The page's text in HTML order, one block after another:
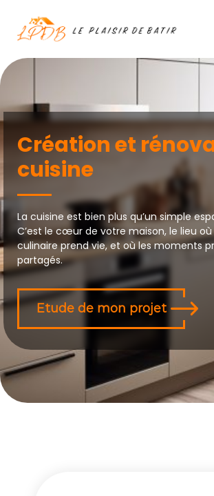
a
c
o
t
u
Création et
cuisine
La cuisine est bien plus qu’un simple
C’est le cœur de votre maison, le lieu
culinaire prend vie, et où les moments
partagés.
Etude de mon projet